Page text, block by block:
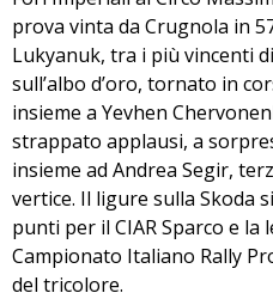
prova vinta da Crugnola in
Lukyanuk, tra i più vincenti
sull’albo d’oro, tornato in
insieme a Yevhen
strappato applausi, a
insieme ad Andrea Segir,
vertice. Il ligure sulla Skoda
punti per il CIAR Sparco e
Campionato Italiano Rally
del tricolore.